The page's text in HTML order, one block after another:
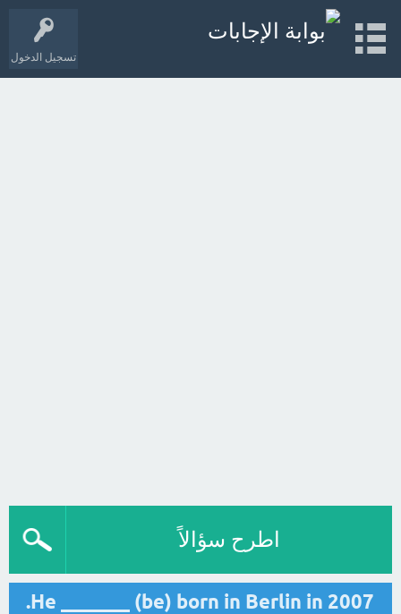
تسجيل الدخول
اطرح سؤالاً
He _______ (be) born in Berlin in 2007.